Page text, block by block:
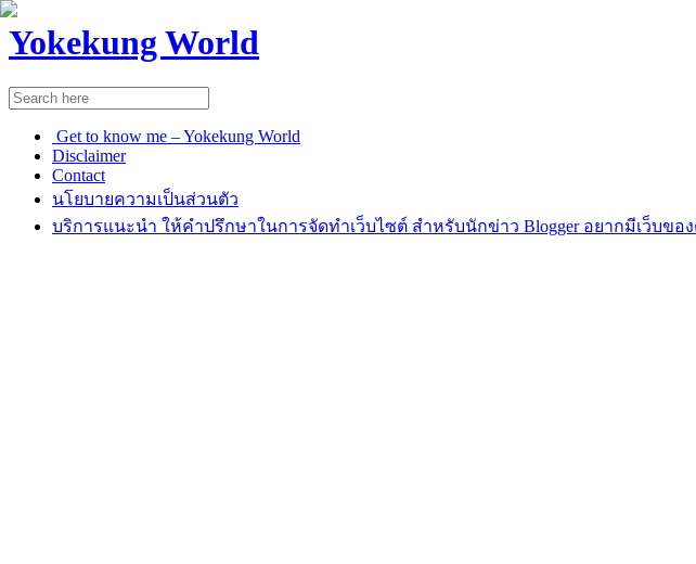
Yokekung World
Get to know me – Yokekung World
Disclaimer
Contact
นโยบายความเป็นส่วนตัว
บริการแนะนำ ให้คำปรึกษาในการจัดทำเว็บไซต์ สำหรับนักข่าว Blogger อยากมีเว็บของ